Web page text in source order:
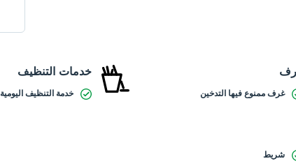
غرف ممنوع فيها التدخين
خدمات التنظيف
خدمة التنظيف اليومية
شريط